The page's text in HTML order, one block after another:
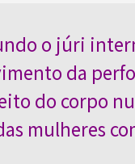
o júri
da
do corpo
mulheres